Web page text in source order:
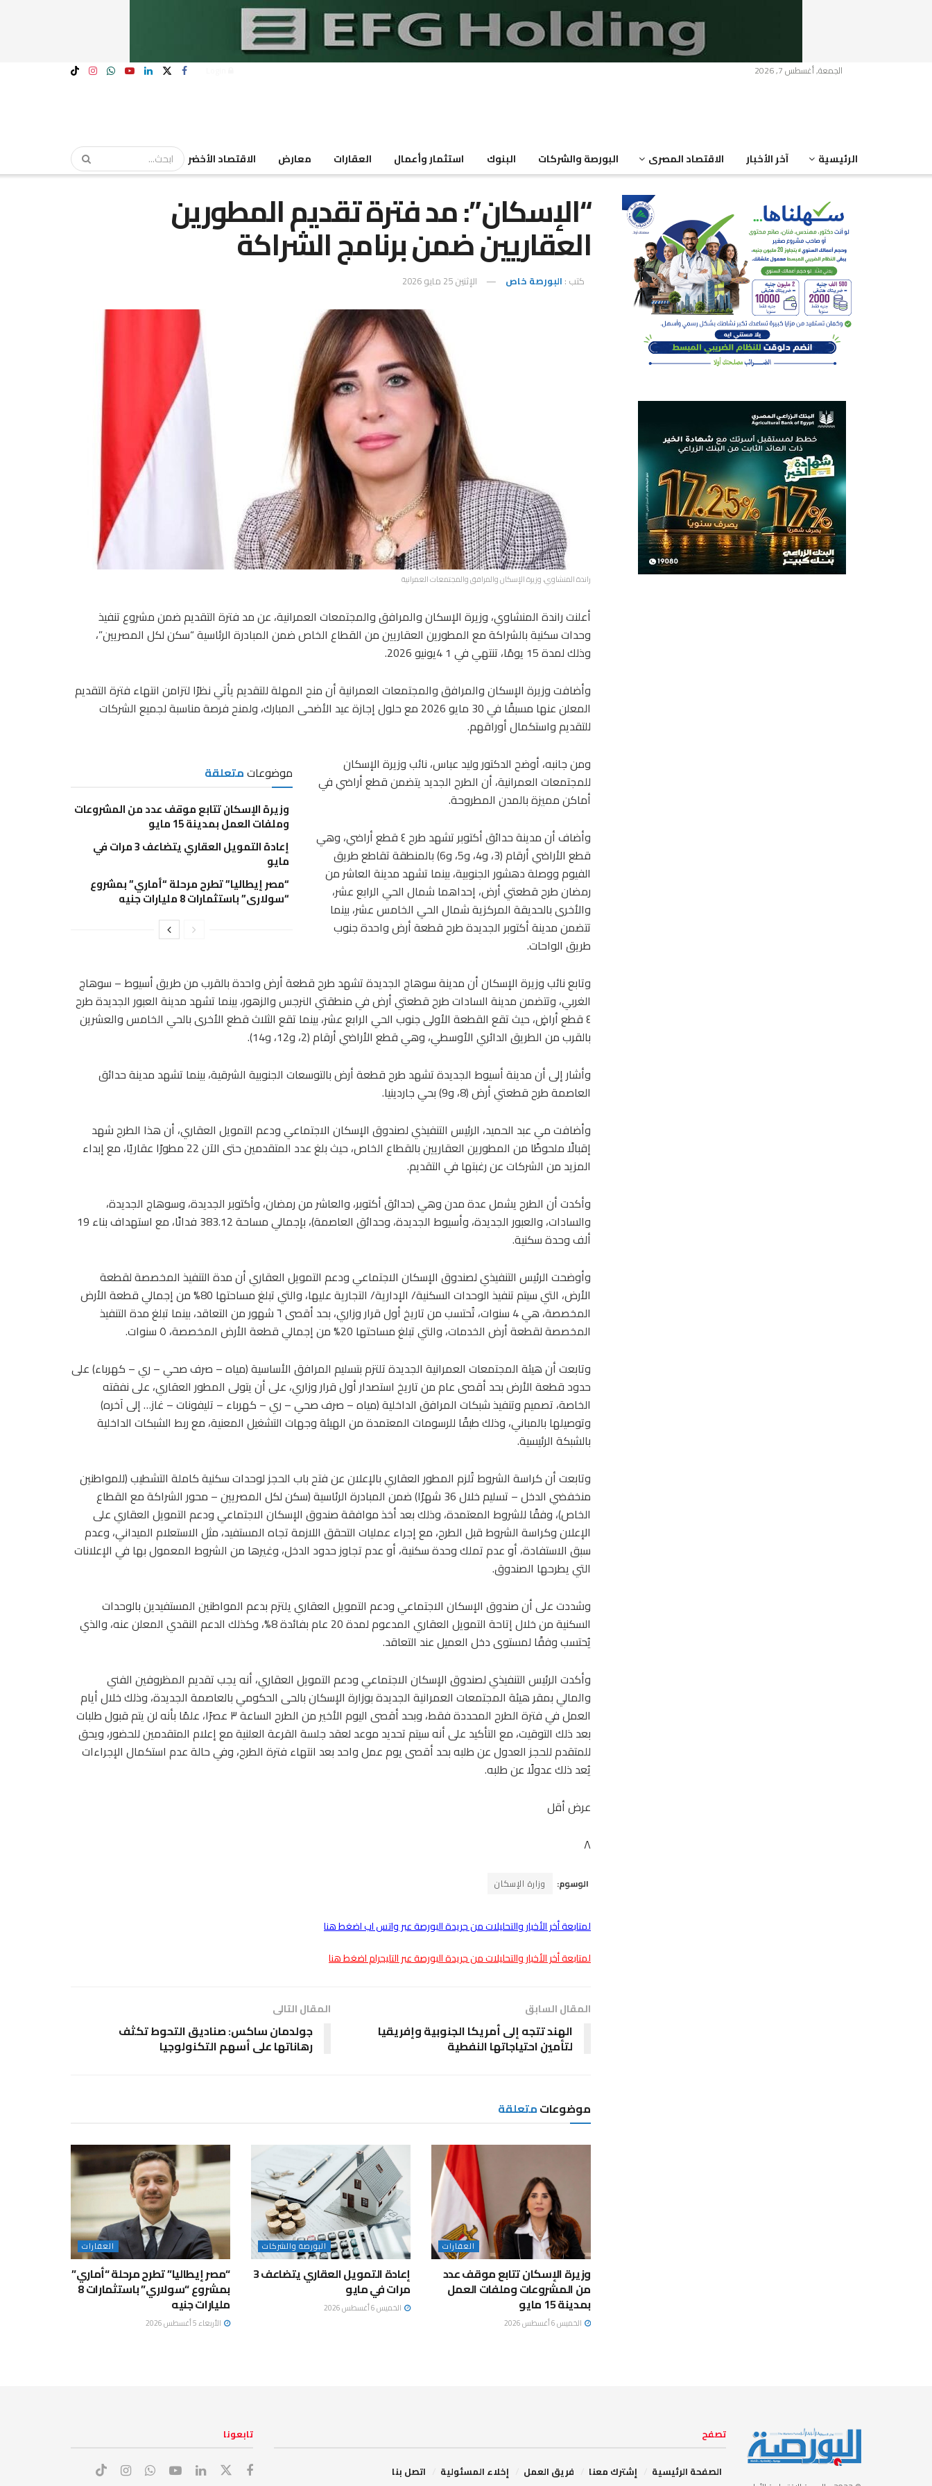
الجمعة, أغسطس 7, 2026
الرئيسية آخر الأخبار الاقتصاد المصرى البورصة والشركات البنوك استثمار وأعمال العقارات معارض الاقتصاد الأخضر
“الإسكان”: مد فترة تقديم المطورين
العقاريين ضمن برنامج الشراكة
كتب : البورصة خاص الإثنين 25 مايو 2026
راندة المنشاوي، وزيرة الإسكان والمرافق والمجتمعات العمرانية
أعلنت راندة المنشاوي، وزيرة الإسكان والمرافق والمجتمعات العمرانية، عن مد فترة التقديم ضمن مشروع تنفيذ
وحدات سكنية بالشراكة مع المطورين العقاريين من القطاع الخاص ضمن المبادرة الرئاسية “سكن لكل المصريين”،
وذلك لمدة 15 يومًا، تنتهي في 1 4يونيو 2026.
وأضافت وزيرة الإسكان والمرافق والمجتمعات العمرانية أن منح المهلة للتقديم يأتي نظرًا لتزامن انتهاء فترة التقديم
المعلن عنها مسبقًا في 30 مايو 2026 مع حلول إجازة عيد الأضحى المبارك، ولمنح فرصة مناسبة لجميع الشركات
للتقديم واستكمال أوراقهم.
موضوعاتمتعلقة
وزيرة الإسكان تتابع موقف عدد من المشروعات
وملفات العمل بمدينة 15 مايو
إعادة التمويل العقاري يتضاعف 3 مرات في
مايو
“مصر إيطاليا” تطرح مرحلة “أماري” بمشروع
“سولاري” باستثمارات 8 مليارات جنيه
ومن جانبه، أوضح الدكتور وليد عباس، نائب وزيرة الإسكان
للمجتمعات العمرانية، أن الطرح الجديد يتضمن قطع أراضي في
أماكن مميزة بالمدن المطروحة.
وأضاف أن مدينة حدائق أكتوبر تشهد طرح ٤ قطع أراضي، وهي
قطع الأراضي أرقام (3، و4، و5، و6) بالمنطقة تقاطع طريق
الفيوم ووصلة دهشور الجنوبية، بينما تشهد مدينة العاشر من
رمضان طرح قطعتي أرض، إحداهما شمال الحي الرابع عشر،
والأخرى بالحديقة المركزية شمال الحي الخامس عشر، بينما
تتضمن مدينة أكتوبر الجديدة طرح قطعة أرض واحدة جنوب
طريق الواحات.
وتابع نائب وزيرة الإسكان أن مدينة سوهاج الجديدة تشهد طرح قطعة أرض واحدة بالقرب من طريق أسيوط – سوهاج
الغربي، وتتضمن مدينة السادات طرح قطعتي أرض في منطقتي النرجس والزهور، بينما تشهد مدينة العبور الجديدة طرح
٤ قطع أراضٍ، حيث تقع القطعة الأولى جنوب الحي الرابع عشر، بينما تقع الثلاث قطع الأخرى بالحي الخامس والعشرين
بالقرب من الطريق الدائري الأوسطي، وهي قطع الأراضي أرقام (2، و12، و14).
وأشار إلى أن مدينة أسيوط الجديدة تشهد طرح قطعة أرض بالتوسعات الجنوبية الشرقية، بينما تشهد مدينة حدائق
العاصمة طرح قطعتي أرض (8، و9) بحي جاردينيا.
وأضافت مي عبد الحميد، الرئيس التنفيذي لصندوق الإسكان الاجتماعي ودعم التمويل العقاري، أن هذا الطرح شهد
إقبالًا ملحوظًا من المطورين العقاريين بالقطاع الخاص، حيث بلغ عدد المتقدمين حتى الآن 22 مطورًا عقاريًا، مع إبداء
المزيد من الشركات عن رغبتها في التقديم.
وأكدت أن الطرح يشمل عدة مدن وهي (حدائق أكتوبر، والعاشر من رمضان، وأكتوبر الجديدة، وسوهاج الجديدة،
والسادات، والعبور الجديدة، وأسيوط الجديدة، وحدائق العاصمة)، بإجمالي مساحة 383.12 فدانًا، مع استهداف بناء 19
ألف وحدة سكنية.
وأوضحت الرئيس التنفيذي لصندوق الإسكان الاجتماعي ودعم التمويل العقاري أن مدة التنفيذ المخصصة لقطعة
الأرض، التي سيتم تنفيذ الوحدات السكنية/ الإدارية/ التجارية عليها، والتي تبلغ مساحتها 80% من إجمالي قطعة الأرض
المخصصة، هي 4 سنوات، تُحتسب من تاريخ أول قرار وزاري، بحد أقصى ٦ شهور من التعاقد، بينما تبلغ مدة التنفيذ
المخصصة لقطعة أرض الخدمات، والتي تبلغ مساحتها 20% من إجمالي قطعة الأرض المخصصة، ٥ سنوات.
وتابعت أن هيئة المجتمعات العمرانية الجديدة تلتزم بتسليم المرافق الأساسية (مياه – صرف صحي – ري – كهرباء) على
حدود قطعة الأرض بحد أقصى عام من تاريخ استصدار أول قرار وزاري، على أن يتولى المطور العقاري، على نفقته
الخاصة، تصميم وتنفيذ شبكات المرافق الداخلية (مياه – صرف صحي – ري – كهرباء – تليفونات – غاز… إلى آخره)
وتوصيلها بالمباني، وذلك طبقًا للرسومات المعتمدة من الهيئة وجهات التشغيل المعنية، مع ربط الشبكات الداخلية
بالشبكة الرئيسية.
وتابعت أن كراسة الشروط تُلزم المطور العقاري بالإعلان عن فتح باب الحجز لوحدات سكنية كاملة التشطيب (للمواطنين
منخفضي الدخل – تسليم خلال 36 شهرًا) ضمن المبادرة الرئاسية (سكن لكل المصريين – محور الشراكة مع القطاع
الخاص)، وفقًا للشروط المعتمدة، وذلك بعد أخذ موافقة صندوق الإسكان الاجتماعي ودعم التمويل العقاري على
الإعلان وكراسة الشروط قبل الطرح، مع إجراء عمليات التحقق اللازمة تجاه المستفيد، مثل الاستعلام الميداني، وعدم
سبق الاستفادة، أو عدم تملك وحدة سكنية، أو عدم تجاوز حدود الدخل، وغيرها من الشروط المعمول بها في الإعلانات
التي يطرحها الصندوق.
وشددت على أن صندوق الإسكان الاجتماعي ودعم التمويل العقاري يلتزم بدعم المواطنين المستفيدين بالوحدات
السكنية من خلال إتاحة التمويل العقاري المدعوم لمدة 20 عام بفائدة 8%، وكذلك الدعم النقدي المعلن عنه، والذي
يُحتسب وفقًا لمستوى دخل العميل عند التعاقد.
وأكدت الرئيس التنفيذي لصندوق الإسكان الاجتماعي ودعم التمويل العقاري، أنه يجب تقديم المظروفين الفني
والمالي بمقر هيئة المجتمعات العمرانية الجديدة بوزارة الإسكان بالحى الحكومي بالعاصمة الجديدة، وذلك خلال أيام
العمل في فترة الطرح المحددة فقط، وبحد أقصى اليوم الأخير من الطرح الساعة ٣ عصرًا، علمًا بأنه لن يتم قبول طلبات
بعد ذلك التوقيت، مع التأكيد على أنه سيتم تحديد موعد لعقد جلسة القرعة العلنية مع إعلام المتقدمين للحضور، ويحق
للمتقدم للحجز العدول عن طلبه بحد أقصى يوم عمل واحد بعد انتهاء فترة الطرح، وفي حالة عدم استكمال الإجراءات
يُعد ذلك عدولًا عن طلبه.
عرض أقل
٨
الوسوم: وزارة الإسكان
لمتابعة أخر الأخبار والتحليلات من جريدة البورصة عبر واتس اب اضغط هنا
لمتابعة أخر الأخبار والتحليلات من جريدة البورصة عبر التليجرام اضغط هنا
المقال السابق
الهند تتجه إلى أمريكا الجنوبية وإفريقيا
لتأمين احتياجاتها النفطية
المقال التالى
جولدمان ساكس: صناديق التحوط تكثف
رهاناتها على أسهم التكنولوجيا
موضوعاتمتعلقة
العقارات
وزيرة الإسكان تتابع موقف عدد
من المشروعات وملفات العمل
بمدينة 15 مايو
الخميس 6 أغسطس 2026
البورصة والشركات
إعادة التمويل العقاري يتضاعف 3
مرات في مايو
الخميس 6 أغسطس 2026
العقارات
“مصر إيطاليا” تطرح مرحلة “أماري”
بمشروع “سولاري” باستثمارات 8
مليارات جنيه
الأربعاء 5 أغسطس 2026
تصفح
الصفحة الرئيسية إشترك معنا فريق العمل إخلاء المسئولية اتصل بنا
تابعونا